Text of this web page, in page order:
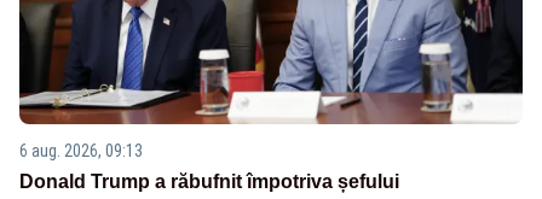
6 aug. 2026, 09:13
Donald Trump a răbufnit împotriva șefului